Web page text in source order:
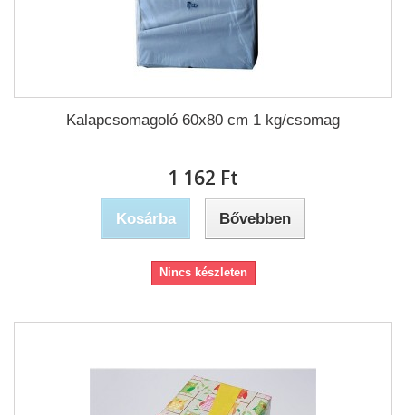
Kalapcsomagoló 60x80 cm 1 kg/csomag
1 162 Ft‎
Kosárba Bővebben
Nincs készleten